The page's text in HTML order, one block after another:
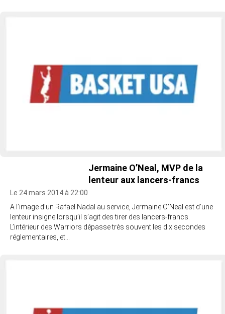
Jermaine O’Neal, MVP de la
lenteur aux lancers-francs
Le 24 mars 2014 à 22:00
A l’image d’un Rafael Nadal au service, Jermaine O’Neal est d’une
lenteur insigne lorsqu’il s’agit des tirer des lancers-francs.
L’intérieur des Warriors dépasse très souvent les dix secondes
réglementaires, et…